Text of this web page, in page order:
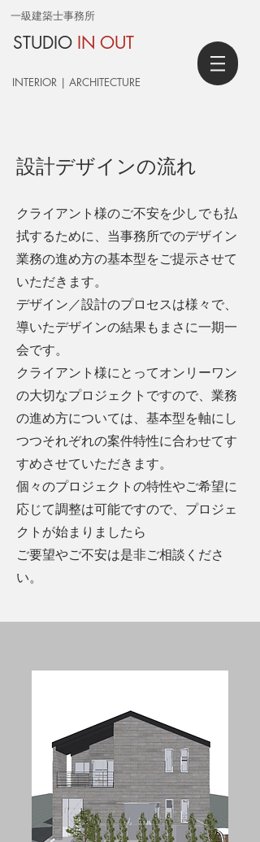
一級建築士事務所
STUDIO IN OUT
INTERIOR | ARCHITECTURE
設計デザインの流れ
クライアント様のご不安を少しでも払
拭するために、当事務所でのデザイン
業務の進め方の基本型をご提示させて
いただきます。
デザイン／設計のプロセスは様々で、
導いたデザインの結果もまさに一期一
会です。
クライアント様にとってオンリーワン
の大切なプロジェクトですので、業務
の進め方については、基本型を軸にし
つつそれぞれの案件特性に合わせてす
すめさせていただきます。
​個々のプロジェクトの特性やご希望に
応じて調整は可能ですので、プロジェ
クトが始まりましたら
ご要望やご不安は是非ご相談くださ
い。